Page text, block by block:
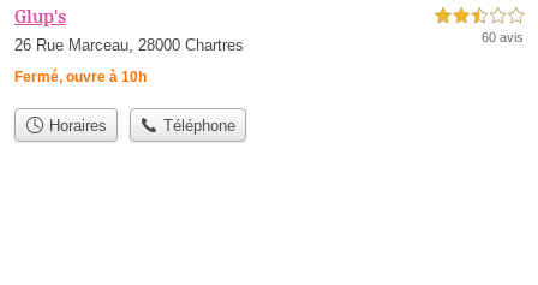
Glup's
26 Rue Marceau, 28000 Chartres
Fermé, ouvre à 10h
2,5 étoiles sur 5
60 avis
Horaires Téléphone